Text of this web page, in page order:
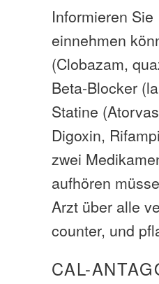
Informieren
einnehmen
(Clobazam,
Beta-Blocker
Statine
Digoxin,
zwei
aufhören
Arzt über alle
counter, und
CAL-